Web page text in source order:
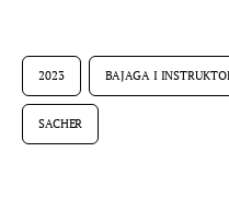
2023 BAJAGA I
SACHER